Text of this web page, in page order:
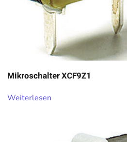
Mikroschalter XCF9Z1
Weiterlesen